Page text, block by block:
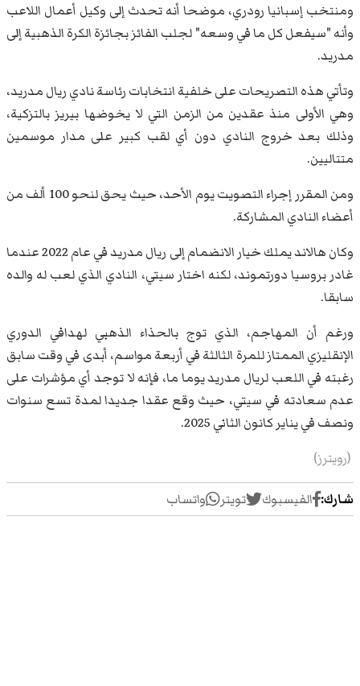
ومنتخب إسبانيا رودري، موضحا أنه تحدث إلى وكيل أعمال اللاعب
وأنه "سيفعل كل ما في وسعه" ⁠لجلب الفائز بجائزة الكرة الذهبية إلى
مدريد.
وتأتي هذه التصريحات ‌على خلفية انتخابات رئاسة نادي ريال مدريد،
وهي الأولى منذ عقدين من الزمن التي لا يخوضها بيريز بالتزكية،
وذلك بعد خروج النادي دون أي لقب كبير على مدار موسمين
متتاليين.
ومن المقرر إجراء التصويت يوم الأحد، حيث يحق لنحو 100 ألف من
أعضاء النادي المشاركة.
وكان هالاند يملك خيار الانضمام ‌إلى ريال مدريد في عام ⁠2022 عندما
غادر بروسيا دورتموند، لكنه اختار سيتي، النادي الذي لعب له والده
سابقا.
ورغم أن المهاجم، الذي توج بالحذاء الذهبي لهدافي الدوري
الإنقليزي ‌الممتاز للمرة الثالثة في أربعة مواسم، أبدى في وقت سابق
رغبته في اللعب لريال مدريد يوما ما، فإنه لا توجد أي مؤشرات ‌على
عدم سعادته ⁠في سيتي، حيث وقع عقدا جديدا لمدة تسع سنوات
ونصف في يناير كانون الثاني 2025.
(رويترز)
شارك: الفيسبوك تويتر واتساب